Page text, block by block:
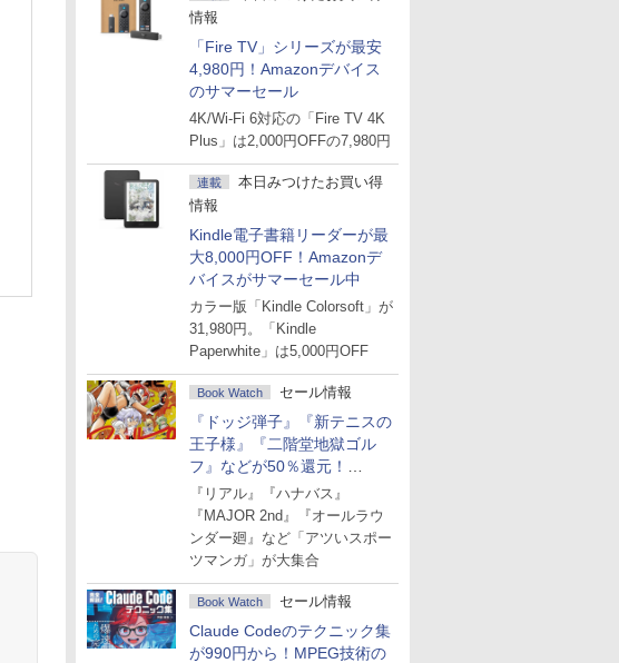
情報
「Fire TV」シリーズが最安
4,980円！Amazonデバイス
のサマーセール
4K/Wi-Fi 6対応の「Fire TV 4K
Plus」は2,000円OFFの7,980円
連載
本日みつけたお買い得
情報
Kindle電子書籍リーダーが最
大8,000円OFF！Amazonデ
バイスがサマーセール中
カラー版「Kindle Colorsoft」が
31,980円。「Kindle
Paperwhite」は5,000円OFF
Book Watch セール情報
『ドッジ弾子』『新テニスの
王子様』『二階堂地獄ゴル
フ』などが50％還元！
Amazonマンガ週末セール
『リアル』『ハナバス』
『MAJOR 2nd』『オールラウ
ンダー廻』など「アツいスポー
ツマンガ」が大集合
Book Watch セール情報
Claude Codeのテクニック集
が990円から！MPEG技術の